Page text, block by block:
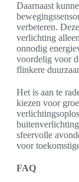
Daarnaast
verbeteren.
verlichting
onnodig
voordelig voor
flinkere
Het is aan te
kiezen voor
sfeervolle
voor
FAQ